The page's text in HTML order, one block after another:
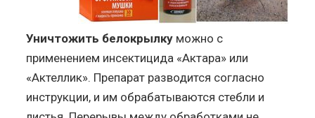
Уничтожить белокрылку можно с
применением инсектицида «Актара» или
«Актеллик». Препарат разводится согласно
инструкции, и им обрабатываются стебли и